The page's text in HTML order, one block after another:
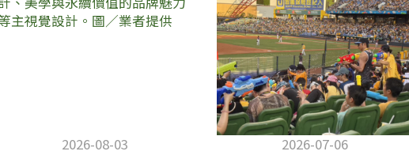
2026-08-03 2026-07-06